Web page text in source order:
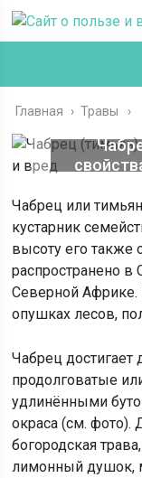
Главная › Травы
Чабрец или
кустарник
высоту его также
распространено в
Северной Африке.
опушках лесов,
Чабрец
продолговатые
удлинёнными
окраса (см. фото).
богородская
лимонный душок,